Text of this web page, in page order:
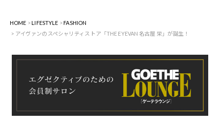
HOME LIFESTYLE
FASHION
アイヴァンのスペシャリティストア「THE EYEVAN 名古屋 栄」が誕生！